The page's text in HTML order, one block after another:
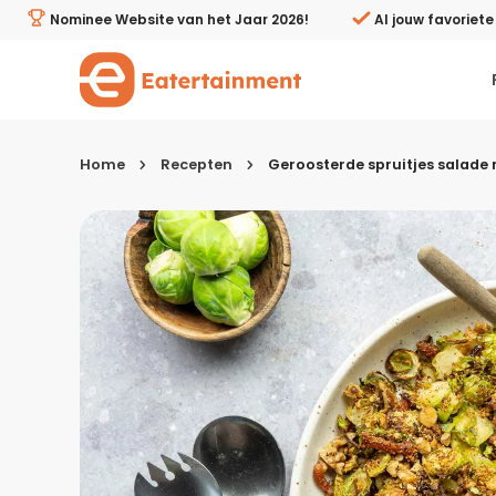
Geroosterde spruitjes salade met ansjovisdressing -
Nominee Website van het Jaar 2026! Al jouw
Kies je menugang
Ontbijt
Lunch & brunch
Tussendoortjes
Voor- & tussengerechten
Home Recepten Geroosterde spruitjes salade